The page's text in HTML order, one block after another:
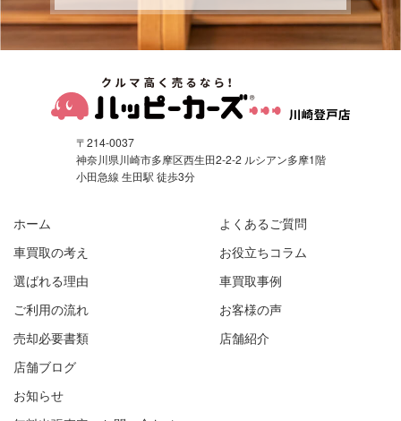
〒214-0037
神奈川県川崎市多摩区西生田2-2-2 ルシアン多摩1階
小田急線 生田駅 徒歩3分
ホーム
車買取の考え
選ばれる理由
ご利用の流れ
売却必要書類
よくあるご質問
お役立ちコラム
車買取事例
お客様の声
店舗紹介
店舗ブログ
お知らせ